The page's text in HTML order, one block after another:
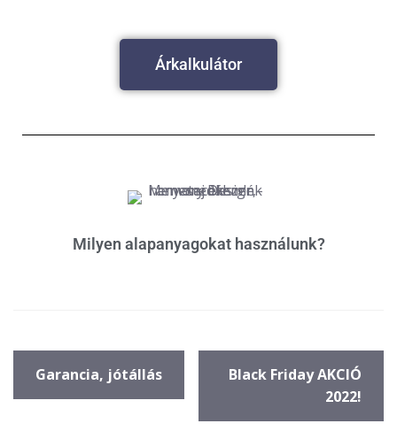
Árkalkulátor
Milyen alapanyagokat használunk?
Garancia, jótállás
Black Friday AKCIÓ
2022!